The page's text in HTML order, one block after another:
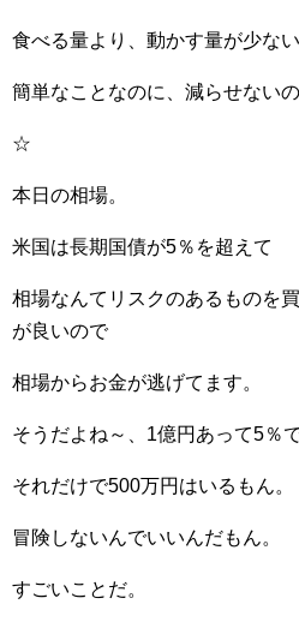
食べる量より、動かす量が少な
簡単なことなのに、減らせないの
☆
本日の相場。
米国は長期国債が5％を超えて
相場なんてリスクのあるものを
が良いので
相場からお金が逃げてます。
そうだよね～、1億円あって5％
それだけで500万円はいるもん。
冒険しないんでいいんだもん。
すごいことだ。